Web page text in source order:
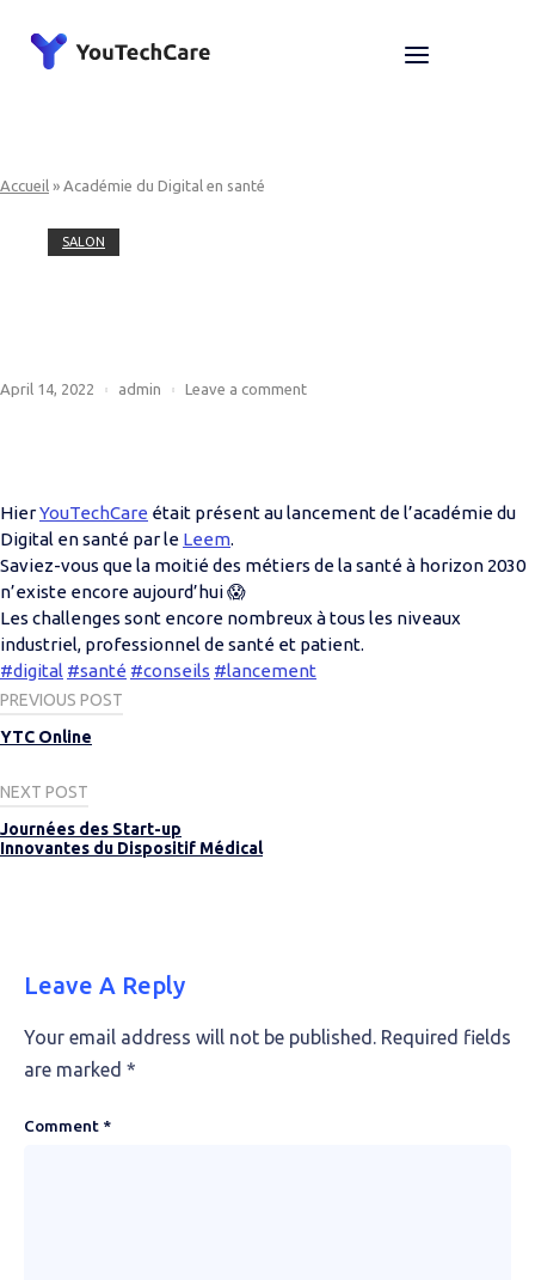
content
Home Menu
Accueil » Académie du Digital en santé
SALON
April 14, 2022 admin Leave a comment
HierYouTechCare était présent au lancement de l’académie du
Digital en santé par le Leem.
Saviez-vous que la moitié des métiers de la santé à horizon 2030
n’existe encore aujourd’hui 😱
Les challenges sont encore nombreux à tous les niveaux
industriel, professionnel de santé et patient.
#digital #santé #conseils #lancement
Post
navigation
PREVIOUS POST
YTC Online
NEXT POST
Journées des Start-up
Innovantes du Dispositif Médical
Leave A Reply
Your email address will not be published. Required fields
are marked *
Comment *